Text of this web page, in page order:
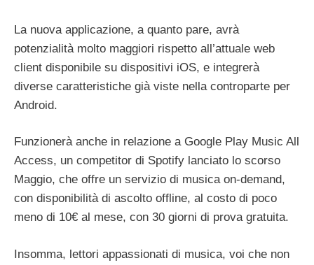
La nuova applicazione, a quanto pare, avrà
potenzialità molto maggiori rispetto all’attuale web
client disponibile su dispositivi iOS, e integrerà
diverse caratteristiche già viste nella controparte per
Android.
Funzionerà anche in relazione a Google Play Music All
Access, un competitor di Spotify lanciato lo scorso
Maggio, che offre un servizio di musica on-demand,
con disponibilità di ascolto offline, al costo di poco
meno di 10€ al mese, con 30 giorni di prova gratuita.
Insomma, lettori appassionati di musica, voi che non